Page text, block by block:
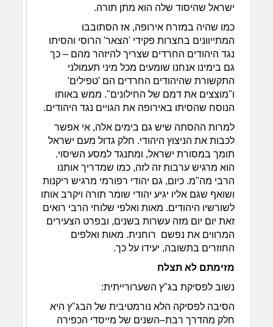
ישראל שהיסוד שלה הוא מתן תורה.
כמו שהיה במזרח אירופה, אז הסתובבו
המתייוונים בחצרות פקידי 'הצאר' הרוסי והסיתו
נגד היהודים החרדים שצריך להיזהר מהם – כך
גם בימינו אנחנו שומעים מכל מיני תעמולני
התקשורת שהיהודים החרדים הם 'טפילים'
ו"מוצצים את דמם של החילונים". ממש באותו
הנוסח שהסיתו באירופה את הגויים נגד היהודים.
למרות ההסתה שיש גם בימים אלה, אי אפשר
לכבות את הניצוץ היהודי. חלק גדול מעם ישראל
תומך במסורת ישראל, ומתנגד למסע השיסוי.
הוא מרגיש ערבות זה לזה, כמו שמדריך אותנו
הרבי מה"מ. כיום, גם יהודי רפורמי מרגיש ריקנות
ושואף שגם אליו יגיע יהודי שומר תורה ויקרב אותו
לשורשיו היהודים. מאות ואלפי שלוחי הרבי רואים
זאת יום יום מזה עשרות בשנים, ובפרט הצעירים
המרווים את נפשם רוחנית. מאות ואלפים
החוזרים בתשובה, יעידו על כך.
מזימתם לא תצלח
נשוב לפסיקת בג"ץ השערורייתית:
הסיבה לפסיקה הלא נורמטיבית של הבג"ץ היא
חלק מהדרך רבת–השנים של מייסדי הכפירה